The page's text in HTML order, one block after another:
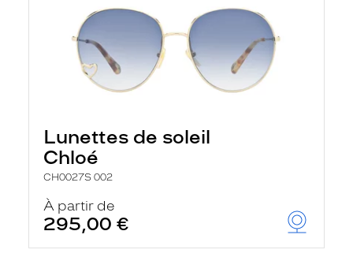
Lunettes de soleil
Chloé
CH0027S 002
À partir de
295,00 €